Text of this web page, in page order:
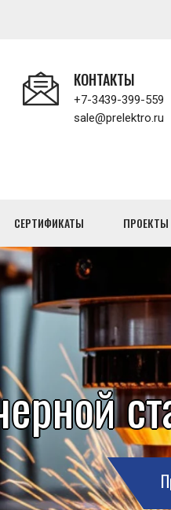
КОНТАКТЫ
+7-3439-399-559
sale@prelektro.ru
СЕРТИФИКАТЫ ПРОЕКТЫ